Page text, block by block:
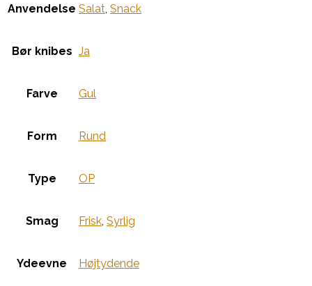
Anvendelse Salat, Snack
Bør knibes Ja
Farve Gul
Form Rund
Type OP
Smag Frisk, Syrlig
Ydeevne Højtydende